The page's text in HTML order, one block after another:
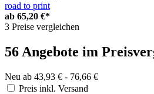
road to print
ab 65,20 €*
3 Preise vergleichen
56 Angebote im
Neu ab 43,93 € - 76,66 €
Preis inkl. Versand